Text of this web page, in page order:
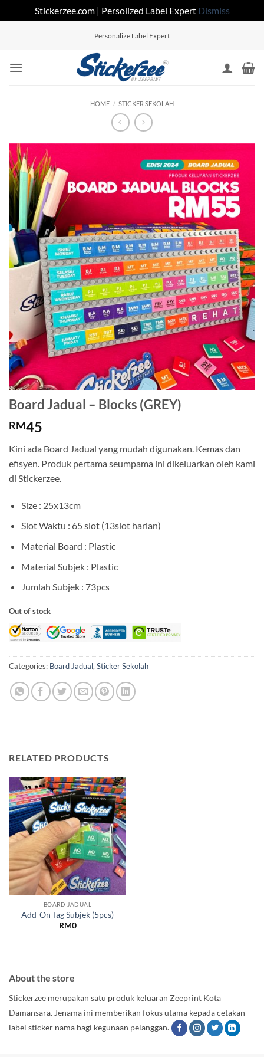
Stickerzee.com | Persolized Label Expert Dismiss
Personalize Label Expert
HOME / STICKER SEKOLAH
Board Jadual – Blocks (GREY)
RM45
Kini ada Board Jadual yang mudah digunakan. Kemas dan
efisyen. Produk pertama seumpama ini dikeluarkan oleh kami
di Stickerzee.
Size : 25x13cm
Slot Waktu : 65 slot (13slot harian)
Material Board : Plastic
Material Subjek : Plastic
Jumlah Subjek : 73pcs
Out of stock
Categories: Board Jadual, Sticker Sekolah
RELATED PRODUCTS
BOARD JADUAL
Add-On Tag Subjek (5pcs)
RM0
About the store
Stickerzee merupakan satu produk keluaran Zeeprint Kota
Damansara. Jenama ini memberikan fokus utama kepada cetakan
label sticker nama bagi kegunaan pelanggan.